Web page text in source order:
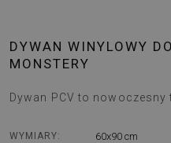
DYWAN WINYLOWY
MONSTERY
Dywan PCV to
WYMIARY: 60x90 cm